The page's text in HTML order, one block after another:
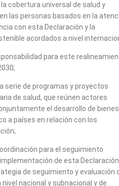
cobertura universal de salud y
las personas basados ​​en la
con esta Declaración y la
acordados a nivel
para este
serie de programas y proyectos
de salud, que reúnen actores
el desarrollo de bienes
a países en relación con los
para el seguimiento
de esta
de seguimiento y evaluación
nacional y subnacional y de